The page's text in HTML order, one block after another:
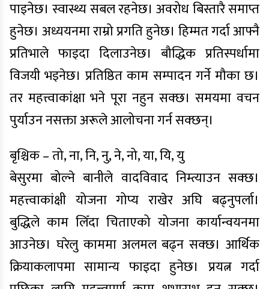
पाइनेछ। स्वास्थ्य सबल रहनेछ। अवरोध बिस्तारै समाप्त
हुनेछ। अध्ययनमा राम्रो प्रगति हुनेछ। हिम्मत गर्दा आफ्नै
प्रतिभाले फाइदा दिलाउनेछ। बौद्धिक प्रतिस्पर्धामा
विजयी भइनेछ। प्रतिष्ठित काम सम्पादन गर्ने मौका छ।
तर महत्त्वाकांक्षा भने पूरा नहुन सक्छ। समयमा वचन
पुर्याउन नसक्ता अरूले आलोचना गर्न सक्छन्।
बृश्चिक – तो, ना, नि, नु, ने, नो, या, यि, यु
बेसुरमा बोल्ने बानीले वादविवाद निम्त्याउन सक्छ।
महत्त्वाकांक्षी योजना गोप्य राखेर अघि बढ्नुपर्ला।
बुद्धिले काम लिँदा चिताएको योजना कार्यान्वयनमा
आउनेछ। घरेलु काममा अलमल बढ्न सक्छ। आर्थिक
क्रियाकलापमा सामान्य फाइदा हुनेछ। प्रयत्न गर्दा